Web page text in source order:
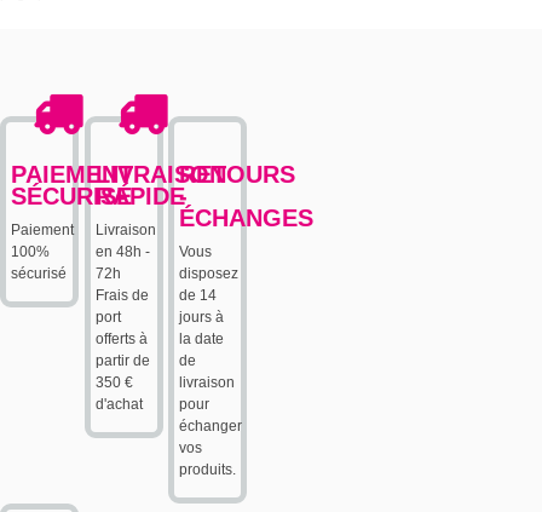
PAIEMENT
SÉCURISÉ
Paiement
100%
sécurisé
LIVRAISON
RAPIDE
Livraison
en 48h -
72h
Frais de
port
offerts à
partir de
350 €
d'achat
RETOURS
-
ÉCHANGES
Vous
disposez
de 14
jours à
la date
de
livraison
pour
échanger
vos
produits.